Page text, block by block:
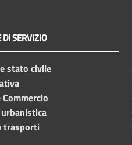
DI SERVIZIO
stato civile
trasporti